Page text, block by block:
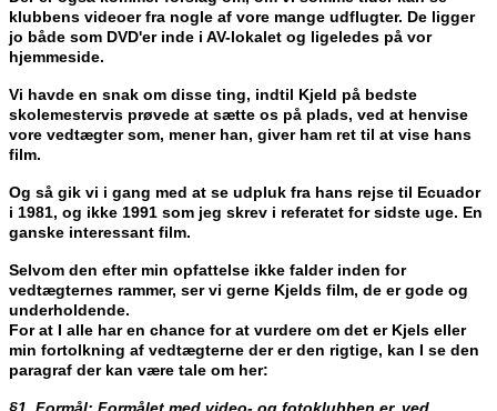
klubbens videoer fra nogle af vore mange udflugter. De ligger
jo både som DVD'er inde i AV-lokalet og ligeledes på vor
hjemmeside.
Vi havde en snak om disse ting, indtil Kjeld på bedste
skolemestervis prøvede at sætte os på plads, ved at henvise
vore vedtægter som, mener han, giver ham ret til at vise hans
film.
Og så gik vi i gang med at se udpluk fra hans rejse til Ecuador
i 1981, og ikke 1991 som jeg skrev i referatet for sidste uge. En
ganske interessant film.
Selvom den efter min opfattelse ikke falder inden for
vedtægternes rammer, ser vi gerne Kjelds film, de er gode og
underholdende.
For at I alle har en chance for at vurdere om det er Kjels eller
min fortolkning af vedtægterne der er den rigtige, kan I se den
paragraf der kan være tale om her: